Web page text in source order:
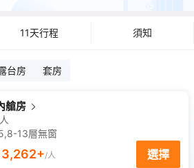
11天行程 須知
台房 套房
艙房
13層無窗
+/人 選擇